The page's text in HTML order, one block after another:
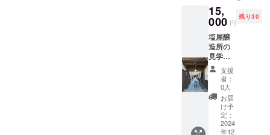
らは須
坂市役
所の地
下にて
チャイ
の販売
も開始
しま
す。 須
坂市に
て直接
の受け
取りを
パープ
ルセッ
トも可
能で
す。 備
考欄で
記載く
ださい
【シャ
インマ
スカッ
ト】
500g×2
15,
000 円
残り30
塩屋醸
造所の
見学！
感謝の
手紙と
蔵の見
学の招
待券を
送りま
す。
支援
者：
0人
お届
け予
定：
2024
年12